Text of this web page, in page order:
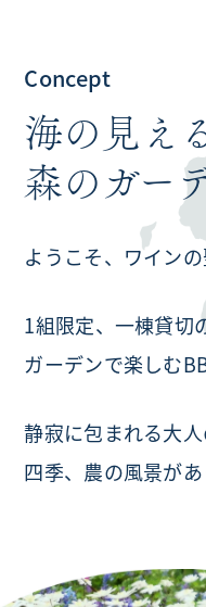
Concept
海の見え
森のガー
ようこそ、ワインの
1組限定、一棟貸切
ガーデンで楽しむ
静寂に包まれる大人
四季、農の風景があ